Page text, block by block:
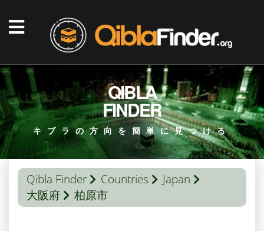
QIBLA
FINDER
キブラの方向を簡単に見つける
Qibla Finder Countries
Japan
大阪府
柏原市